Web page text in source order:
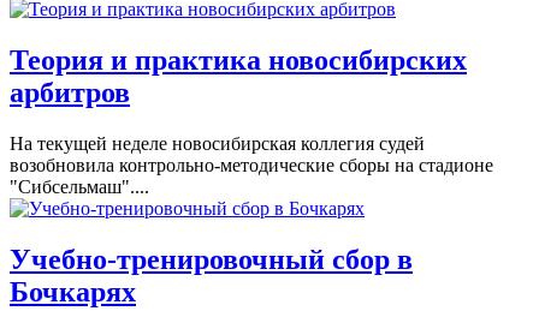
Теория и практика новосибирских
арбитров
На текущей неделе новосибирская коллегия судей
возобновила контрольно-методические сборы на стадионе
"Сибсельмаш"....
Учебно-тренировочный сбор в
Бочкарях